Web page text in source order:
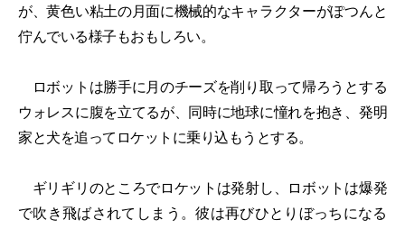
が、黄色い粘土の月面に機械的なキャラクターがぽつんと
佇んでいる様子もおもしろい。
ロボットは勝手に月のチーズを削り取って帰ろうとする
ウォレスに腹を立てるが、同時に地球に憧れを抱き、発明
家と犬を追ってロケットに乗り込もうとする。
ギリギリのところでロケットは発射し、ロボットは爆発
で吹き飛ばされてしまう。彼は再びひとりぼっちになる